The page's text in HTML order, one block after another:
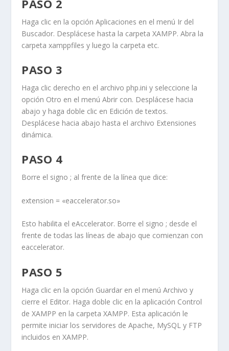
PASO 2
Haga clic en la opciónAplicaciones en el menú Ir del
Buscador. Desplácese hasta la carpetaXAMPP. Abra la
carpetaxamppfiles y luego la carpeta etc.
PASO 3
Haga clic derecho en el archivo php.ini y seleccione la
opción Otro en el menúAbrir con. Desplácese hacia
abajo y haga doble clic en Edición de textos.
Desplácese hacia abajo hasta el archivo Extensiones
dinámica.
PASO 4
Borre el signo ; al frente de la línea que dice:
extension = «eaccelerator.so»
Esto habilita el eAccelerator. Borre el signo ; desde el
frente de todas las líneas de abajo que comienzan con
eaccelerator.
PASO 5
Haga clic en la opción Guardar en el menúArchivo y
cierre el Editor. Haga doble clic en la aplicación Control
de XAMPP en la carpetaXAMPP. Esta aplicación le
permite iniciar los servidores de Apache, MySQL y FTP
incluidos en XAMPP.